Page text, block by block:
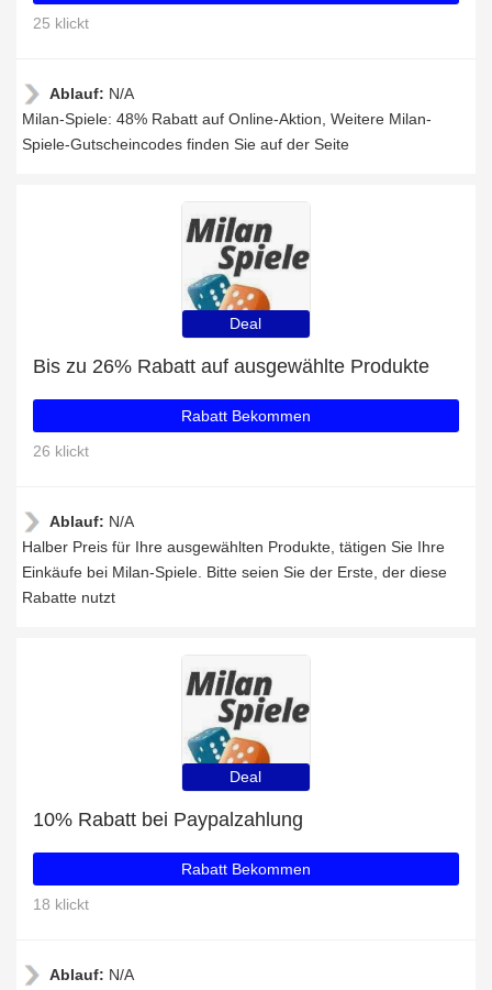
25 klickt
Ablauf: N/A
Milan-Spiele: 48% Rabatt auf Online-Aktion, Weitere Milan-
Spiele-Gutscheincodes finden Sie auf der Seite
Deal
Bis zu 26% Rabatt auf ausgewählte Produkte
Rabatt Bekommen
26 klickt
Ablauf: N/A
Halber Preis für Ihre ausgewählten Produkte, tätigen Sie Ihre
Einkäufe bei Milan-Spiele. Bitte seien Sie der Erste, der diese
Rabatte nutzt
Deal
10% Rabatt bei Paypalzahlung
Rabatt Bekommen
18 klickt
Ablauf: N/A